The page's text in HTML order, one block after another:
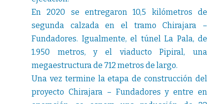
En 2020 se entregaron 10,5 kilómetros de
segunda calzada en el tramo Chirajara –
Fundadores. Igualmente, el túnel La Pala, de
1.950 metros, y el viaducto Pipiral, una
megaestructura de 712 metros de largo.
Una vez termine la etapa de construcción del
proyecto Chirajara – Fundadores y entre en